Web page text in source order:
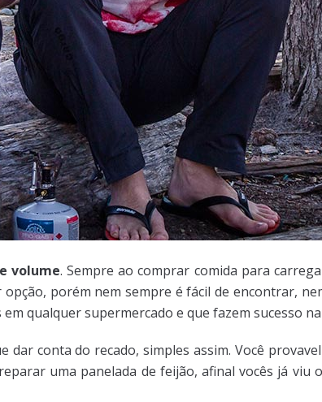
volume. Sempre ao comprar comida para
porém nem sempre é fácil de encontrar,
qualquer supermercado e que fazem sucesso
dar conta do recado, simples assim. Você
uma panelada de feijão, afinal vocês já viu